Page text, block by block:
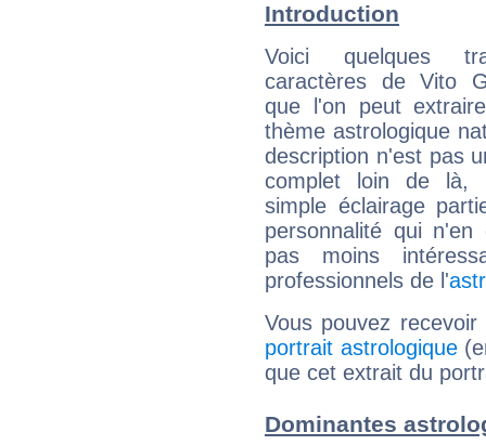
Introduction
Voici quelques
caractères de Vito
que l'on peut
thème astrologique
description n'est pas
complet loin de là,
simple éclairage
personnalité qui n'en
pas moins
professionnels de l'
Vous pouvez
portrait astrologique
que cet extrait du
Dominantes